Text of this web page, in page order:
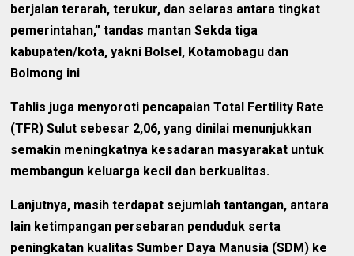
berjalan terarah, terukur, dan selaras antara tingkat
pemerintahan,” tandas mantan Sekda tiga
kabupaten/kota, yakni Bolsel, Kotamobagu dan
Bolmong ini
Tahlis juga menyoroti pencapaian Total Fertility Rate
(TFR) Sulut sebesar 2,06, yang dinilai menunjukkan
semakin meningkatnya kesadaran masyarakat untuk
membangun keluarga kecil dan berkualitas.
Lanjutnya, masih terdapat sejumlah tantangan, antara
lain ketimpangan persebaran penduduk serta
peningkatan kualitas Sumber Daya Manusia (SDM) ke